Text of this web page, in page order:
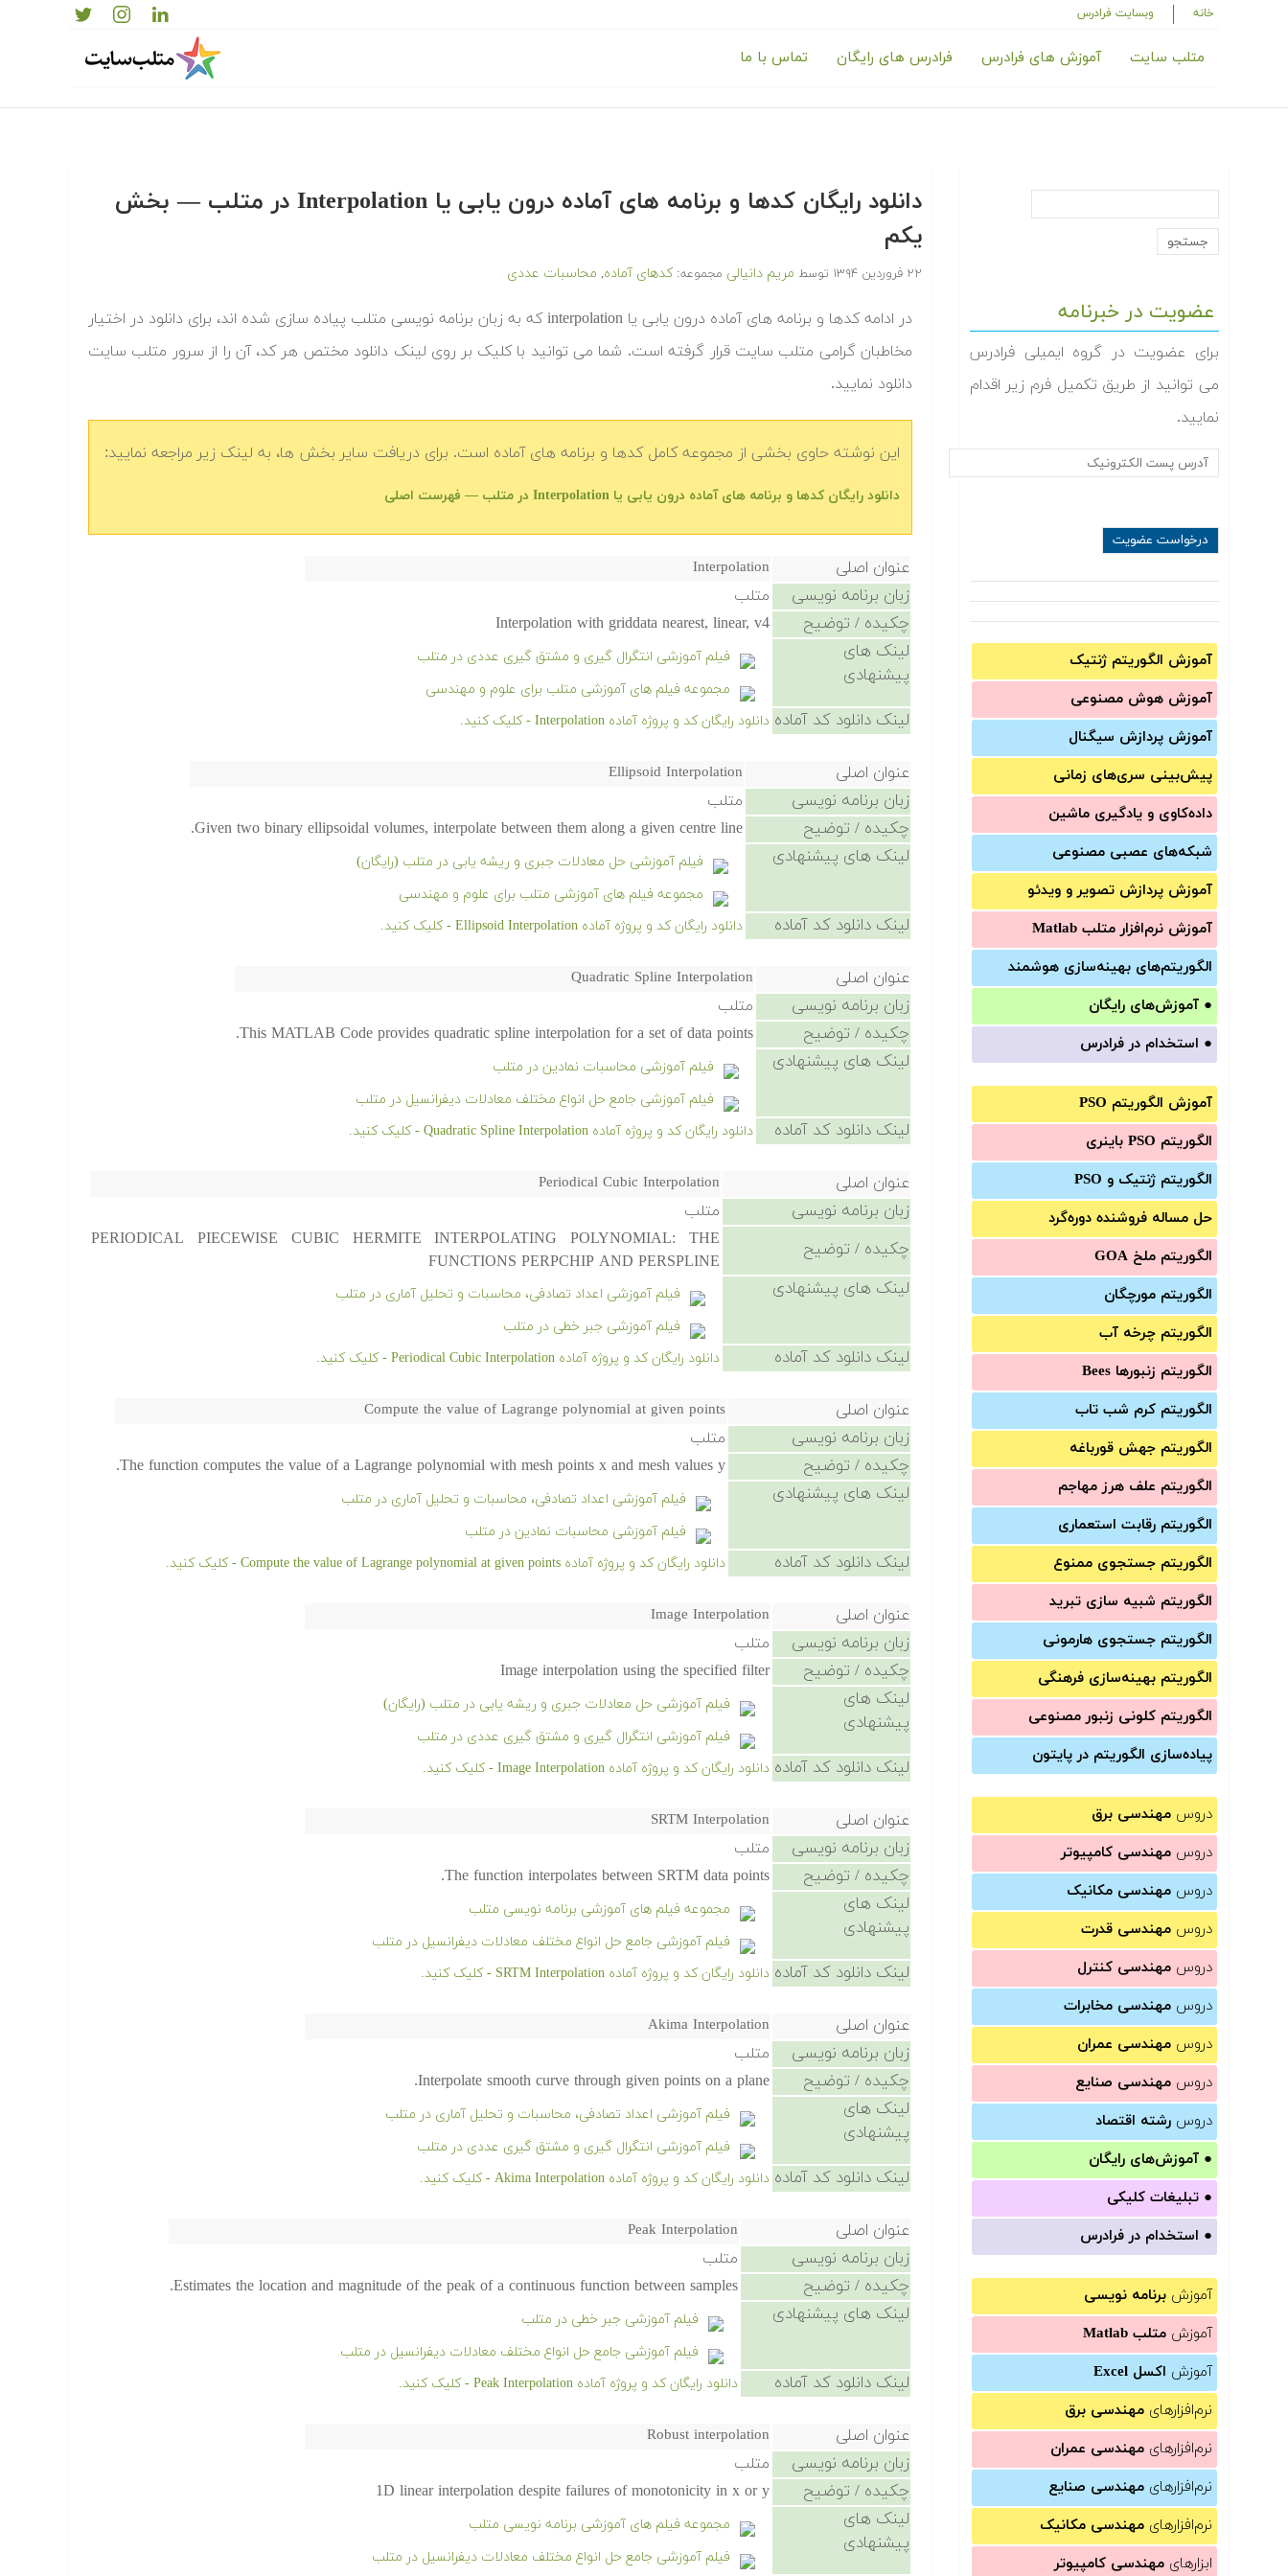
خانه وبسایت فرادرس
متلب سایت آموزش های فرادرس فرادرس های رایگان تماس با ما
عضویت در خبرنامه
برای عضویت در گروه ایمیلی فرادرس
می توانید از طریق تکمیل فرم زیر اقدام
نمایید.
آموزش الگوریتم ژنتیک
آموزش‌ هوش مصنوعی
آموزش‌ پردازش سیگنال
پیش‌‌بینی سری‌‌های زمانی
داده‌کاوی و یادگیری ماشین
شبکه‌های عصبی مصنوعی
آموزش‌ پردازش تصویر و ویدئو
آموزش‌ نرم‌افزار متلب Matlab
الگوریتم‌های بهینه‌سازی هوشمند
● آموزش‌های رایگان
● استخدام در فرادرس
آموزش الگوریتم PSO
الگوریتم PSO باینری
الگوریتم ژنتیک و PSO
حل مساله فروشنده دوره‌گرد
الگوریتم ملخ GOA
الگوریتم مورچگان
الگوریتم چرخه آب
الگوریتم زنبورها Bees
الگوریتم کرم شب تاب
الگوریتم جهش قورباغه
الگوریتم علف هرز مهاجم
الگوریتم رقابت استعماری
الگوریتم جستجوی ممنوع
الگوریتم شبیه سازی تبرید
الگوریتم جستجوی هارمونی
الگوریتم بهینه‌سازی فرهنگی
الگوریتم کلونی زنبور مصنوعی
پیاده‌سازی الگوریتم در پایتون
دروس مهندسی برق
دروس مهندسی کامپیوتر
دروس مهندسی مکانیک
دروس مهندسی قدرت
دروس مهندسی کنترل
دروس مهندسی مخابرات
دروس مهندسی عمران
دروس مهندسی صنایع
دروس رشته اقتصاد
● آموزش‌های رایگان
● تبلیغات کلیکی
● استخدام در فرادرس
آموزش برنامه نویسی
آموزش متلب Matlab
آموزش اکسل Excel
نرم‌افزارهای مهندسی برق
نرم‌افزارهای مهندسی عمران
نرم‌افزارهای مهندسی صنایع
نرم‌افزارهای مهندسی مکانیک
ابزارهای مهندسی کامپیوتر
دانلود رایگان کدها و برنامه های آماده درون یابی یا Interpolation در متلب‬‬ — بخش
یکم
۲۲ فروردین ۱۳۹۴ توسط مریم دانیالی مجموعه:کدهای آماده, محاسبات عددی
‫در ادامه کدها و برنامه های آماده درون یابی یا interpolation که به زبان برنامه نویسی متلب پیاده سازی شده اند، برای دانلود در اختیار
مخاطبان گرامی متلب سایت قرار گرفته است. شما می توانید با کلیک بر روی لینک دانلود مختص هر کد، آن را از سرور متلب سایت
دانلود نمایید.‬
این نوشته حاوی بخشی از مجموعه کامل کدها و برنامه های آماده است. برای دریافت سایر بخش ها، به لینک زیر مراجعه نمایید:
دانلود رایگان کدها و برنامه های آماده درون یابی یا Interpolation در متلب‬‬ — فهرست اصلی
عنوان اصلی Interpolation
زبان برنامه نویسی متلب
چکیده / توضیح Interpolation with griddata nearest, linear, v4
لینک های
پیشنهادی
فیلم آموزشی انتگرال گیری و مشتق گیری عددی در متلب
مجموعه فیلم های آموزشی متلب برای علوم و مهندسی
لینک دانلود کد آماده دانلود رایگان کد و پروژه آماده Interpolation - کلیک کنید.
عنوان اصلی Ellipsoid Interpolation
زبان برنامه نویسی متلب
چکیده / توضیح Given two binary ellipsoidal volumes, interpolate between them along a given centre line.
لینک های پیشنهادی
فیلم آموزشی حل معادلات جبری و ریشه یابی در متلب (رایگان)
مجموعه فیلم های آموزشی متلب برای علوم و مهندسی
لینک دانلود کد آماده دانلود رایگان کد و پروژه آماده Ellipsoid Interpolation - کلیک کنید.
عنوان اصلی Quadratic Spline Interpolation
زبان برنامه نویسی متلب
چکیده / توضیح This MATLAB Code provides quadratic spline interpolation for a set of data points.
لینک های پیشنهادی
فیلم آموزشی محاسبات نمادین در متلب
فیلم آموزشی جامع حل انواع مختلف معادلات دیفرانسیل در متلب
لینک دانلود کد آماده دانلود رایگان کد و پروژه آماده Quadratic Spline Interpolation - کلیک کنید.
عنوان اصلی Periodical Cubic Interpolation
زبان برنامه نویسی متلب
چکیده / توضیح
PERIODICAL PIECEWISE CUBIC HERMITE INTERPOLATING POLYNOMIAL: THE
FUNCTIONS PERPCHIP AND PERSPLINE
لینک های پیشنهادی
فیلم آموزشی اعداد تصادفی، محاسبات و تحلیل آماری در متلب
فیلم آموزشی جبر خطی در متلب
لینک دانلود کد آماده دانلود رایگان کد و پروژه آماده Periodical Cubic Interpolation - کلیک کنید.
عنوان اصلی Compute the value of Lagrange polynomial at given points
زبان برنامه نویسی متلب
چکیده / توضیح The function computes the value of a Lagrange polynomial with mesh points x and mesh values y.
لینک های پیشنهادی
فیلم آموزشی اعداد تصادفی، محاسبات و تحلیل آماری در متلب
فیلم آموزشی محاسبات نمادین در متلب
لینک دانلود کد آماده دانلود رایگان کد و پروژه آماده Compute the value of Lagrange polynomial at given points - کلیک کنید.
عنوان اصلی Image Interpolation
زبان برنامه نویسی متلب
چکیده / توضیح Image interpolation using the specified filter
لینک های
پیشنهادی
فیلم آموزشی حل معادلات جبری و ریشه یابی در متلب (رایگان)
فیلم آموزشی انتگرال گیری و مشتق گیری عددی در متلب
لینک دانلود کد آماده دانلود رایگان کد و پروژه آماده Image Interpolation - کلیک کنید.
عنوان اصلی SRTM Interpolation
زبان برنامه نویسی متلب
چکیده / توضیح The function interpolates between SRTM data points.
لینک های
پیشنهادی
مجموعه فیلم های آموزشی برنامه نویسی متلب
فیلم آموزشی جامع حل انواع مختلف معادلات دیفرانسیل در متلب
لینک دانلود کد آماده دانلود رایگان کد و پروژه آماده SRTM Interpolation - کلیک کنید.
عنوان اصلی Akima Interpolation
زبان برنامه نویسی متلب
چکیده / توضیح Interpolate smooth curve through given points on a plane.
لینک های
پیشنهادی
فیلم آموزشی اعداد تصادفی، محاسبات و تحلیل آماری در متلب
فیلم آموزشی انتگرال گیری و مشتق گیری عددی در متلب
لینک دانلود کد آماده دانلود رایگان کد و پروژه آماده Akima Interpolation - کلیک کنید.
عنوان اصلی Peak Interpolation
زبان برنامه نویسی متلب
چکیده / توضیح Estimates the location and magnitude of the peak of a continuous function between samples.
لینک های پیشنهادی
فیلم آموزشی جبر خطی در متلب
فیلم آموزشی جامع حل انواع مختلف معادلات دیفرانسیل در متلب
لینک دانلود کد آماده دانلود رایگان کد و پروژه آماده Peak Interpolation - کلیک کنید.
عنوان اصلی Robust interpolation
زبان برنامه نویسی متلب
چکیده / توضیح 1D linear interpolation despite failures of monotonicity in x or y
لینک های
پیشنهادی
مجموعه فیلم های آموزشی برنامه نویسی متلب
فیلم آموزشی جامع حل انواع مختلف معادلات دیفرانسیل در متلب